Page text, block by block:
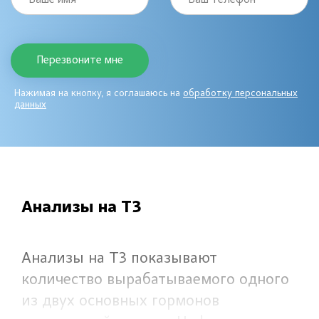
Нажимая на кнопку, я соглашаюсь на обработку персональных
данных
Анализы на Т3
Анализы на Т3 показывают
количество вырабатываемого одного
из двух основных гормонов